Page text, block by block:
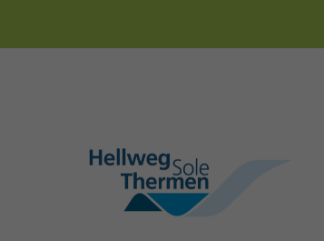
hellweg-sole-
thermen.de